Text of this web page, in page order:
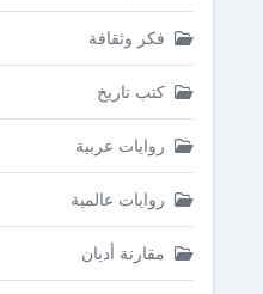
فكر وثقافة
كتب تاريخ
روايات عربية
روايات عالمية
مقارنة أديان